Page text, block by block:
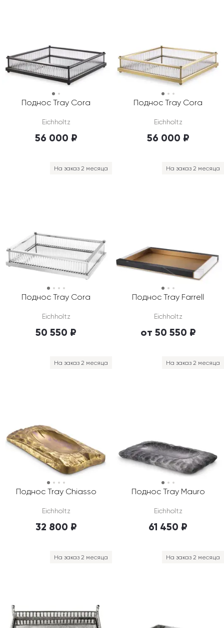
Поднос Tray Cora
Eichholtz
56 000 ₽
Поднос Tray Cora
Eichholtz
56 000 ₽
Поднос Tray Cora
Eichholtz
50 550 ₽
На заказ 2 месяца
Поднос Tray Farrell
Eichholtz
от 50 550 ₽
На заказ 2 месяца
Поднос Tray Chiasso
Eichholtz
32 800 ₽
На заказ 2 месяца
Поднос Tray Mauro
Eichholtz
61 450 ₽
На заказ 2 месяца
На заказ 2 месяца На заказ 2 месяца